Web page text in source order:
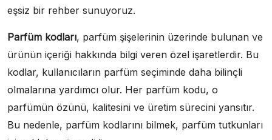
eşsiz bir rehber sunuyoruz.
Parfüm kodları, parfüm şişelerinin üzerinde bulunan ve
ürünün içeriği hakkında bilgi veren özel işaretlerdir. Bu
kodlar, kullanıcıların parfüm seçiminde daha bilinçli
olmalarına yardımcı olur. Her parfüm kodu, o
parfümün özünü, kalitesini ve üretim sürecini yansıtır.
Bu nedenle, parfüm kodlarını bilmek, parfüm tutkunları